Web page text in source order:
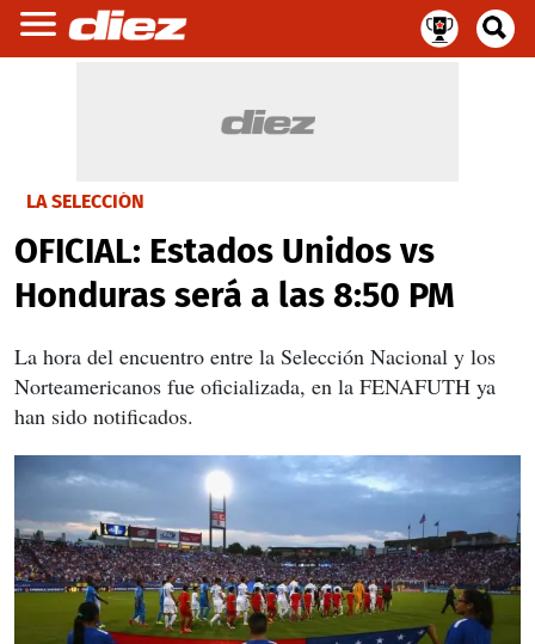
LA SELECCIÓN
OFICIAL: Estados Unidos vs
Honduras será a las 8:50 PM
La hora del encuentro entre la Selección Nacional y los
Norteamericanos fue oficializada, en la FENAFUTH ya
han sido notificados.